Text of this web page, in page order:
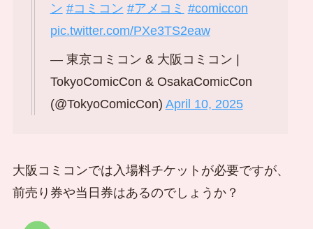
ン #コミコン #アメコミ #comiccon
pic.twitter.com/PXe3TS2eaw
— 東京コミコン & 大阪コミコン |
TokyoComicCon & OsakaComicCon
(@TokyoComicCon) April 10, 2025
大阪コミコンでは入場料チケットが必要ですが、
前売り券や当日券はあるのでしょうか？